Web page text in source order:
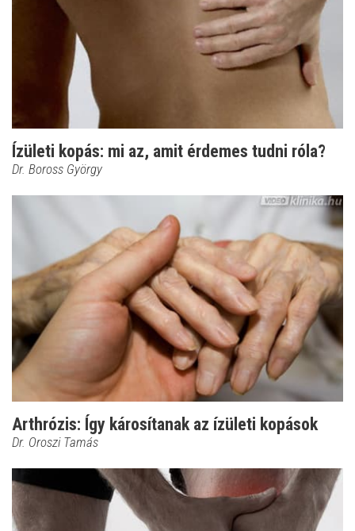
Ízületi kopás: mi az, amit érdemes tudni róla?
Dr. Boross György
Arthrózis: Így károsítanak az ízületi kopások
Dr. Oroszi Tamás